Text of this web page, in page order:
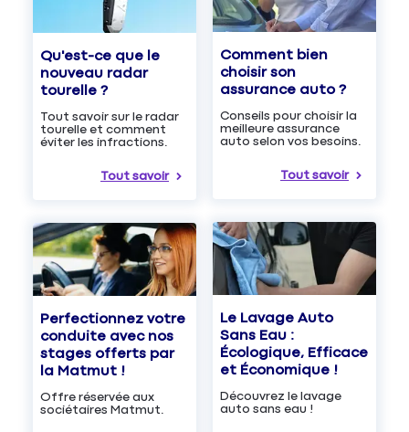
Qu'est-ce que le
nouveau radar
tourelle ?
Tout savoir sur le radar
tourelle et comment
éviter les infractions.
Tout savoir
Comment bien
choisir son
assurance auto ?
Conseils pour choisir la
meilleure assurance
auto selon vos besoins.
Tout savoir
Perfectionnez votre
conduite avec nos
stages offerts par
la Matmut !
Offre réservée aux
sociétaires Matmut.
Le Lavage Auto
Sans Eau :
Écologique, Efficace
et Économique !
Découvrez le lavage
auto sans eau !